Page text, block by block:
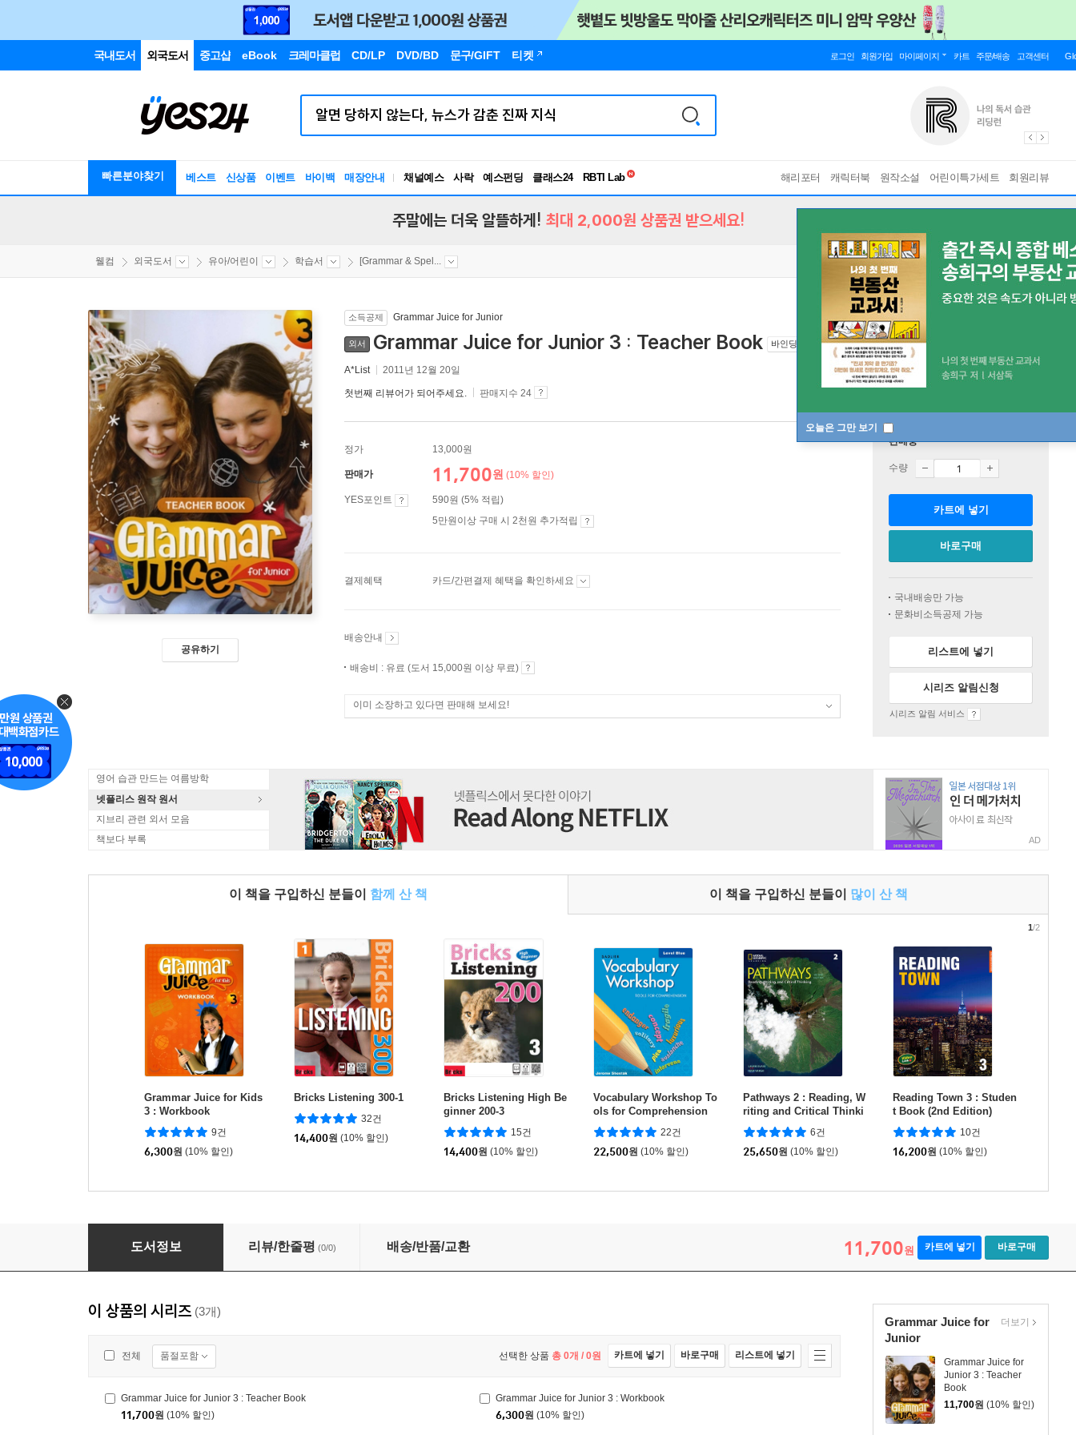
국내도서 외국도서 중고샵 eBook 크레마클럽 CD/LP DVD/BD 문구/GIFT 티켓 로그인 회원가입 마이페이지 카트 주문/배송 고객센터
빠른분야찾기 베스트 신상품 이벤트 바이백 매장안내 채널예스 사락 예스펀딩 클래스24
RBTI Lab
독서유형검사
해리포터 캐릭터북 원작소설 어린이특가세트 회원리뷰
오늘은 그만 보기
주말에는 더욱 알뜰하게! 최대 2,000원 상품권 받으세요!
웰컴 외국도서 유아/어린이 학습서 [Grammar & Spel...
공유하기
소득공제 Grammar Juice for Junior
외서 Grammar Juice for Junior 3 : Teacher Book 바인딩 & 에디션 안내
A*List 2011년 12월 20일
첫번째 리뷰어가 되어주세요. 판매지수 24
정가 13,000원
판매가 11,700원 (10% 할인)
YES포인트
590원 (5% 적립)
5만원이상 구매 시 2천원 추가적립
결제혜택 카드/간편결제 혜택을 확인하세요
배송안내
배송비 : 유료 (도서 15,000원 이상 무료)
이미 소장하고 있다면 판매해 보세요!
판매중
수량
카트에 넣기
바로구매
국내배송만 가능
문화비소득공제 가능
리스트에 넣기
시리즈 알림신청
시리즈 알림 서비스
영어 습관 만드는 여름방학
넷플리스 원작 원서
지브리 관련 외서 모음
책보다 부록
AD
이 책을 구입하신 분들이 함께 산 책 이 책을 구입하신 분들이 많이 산 책
Grammar Juice for Kids
3 : Workbook
9건
6,300원 (10% 할인)
Bricks Listening 300-1
32건
14,400원 (10% 할인)
Bricks Listening High Be
ginner 200-3
15건
14,400원 (10% 할인)
Vocabulary Workshop To
ols for Comprehension
Blue (G-5) : Student Boo
k
22건
22,500원 (10% 할인)
Pathways 2 : Reading, W
riting and Critical Thinki
ng with Online Workboo
k
6건
25,650원 (10% 할인)
Reading Town 3 : Studen
t Book (2nd Edition)
10건
16,200원 (10% 할인)
1/2
Grammar Juice for Junior 3 : Teacher Book
도서정보 리뷰/한줄평 (0/0) 배송/반품/교환 11,700원 카트에 넣기 바로구매
Grammar Juice for
Junior
Grammar Juice for
Junior 3 : Teacher
Book
11,700원 (10% 할인)
더보기
이 상품의 시리즈 (3개)
전체 품절포함 선택한 상품 총 0개 / 0원 카트에 넣기 바로구매 리스트에 넣기
Grammar Juice for Junior 3 : Teacher Book
11,700원 (10% 할인)
Grammar Juice for Junior 3 : Workbook
6,300원 (10% 할인)